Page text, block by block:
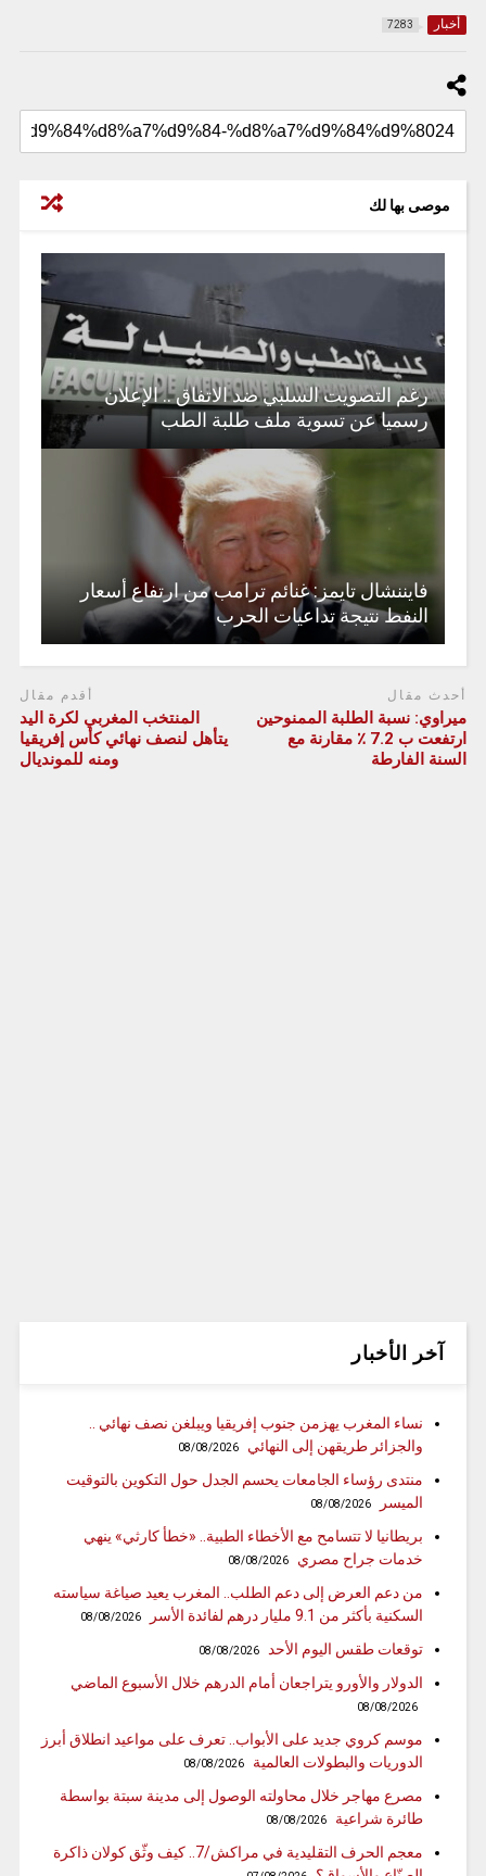
أخبار 7283
موصى بها لك
رغم التصويت السلبي ضد الاتفاق .. الإعلان
رسميا عن تسوية ملف طلبة الطب
فايننشال تايمز: غنائم ترامب من ارتفاع أسعار
النفط نتيجة تداعيات الحرب
أحدث مقال
ميراوي: نسبة الطلبة الممنوحين
ارتفعت ب 7.2 ٪ مقارنة مع
السنة الفارطة
أقدم مقال
المنتخب المغربي لكرة اليد
يتأهل لنصف نهائي كأس إفريقيا
ومنه للمونديال
آخر الأخبار
نساء المغرب يهزمن جنوب إفريقيا ويبلغن نصف نهائي ..
والجزائر طريقهن إلى النهائي
08/08/2026
منتدى رؤساء الجامعات يحسم الجدل حول التكوين بالتوقيت
الميسر
08/08/2026
بريطانيا لا تتسامح مع الأخطاء الطبية.. «خطأ كارثي» ينهي
خدمات جراح مصري
08/08/2026
من دعم العرض إلى دعم الطلب.. المغرب يعيد صياغة سياسته
السكنية بأكثر من 9.1 مليار درهم لفائدة الأسر
08/08/2026
توقعات طقس اليوم الأحد 08/08/2026
الدولار والأورو يتراجعان أمام الدرهم خلال الأسبوع الماضي
08/08/2026
موسم كروي جديد على الأبواب.. تعرف على مواعيد انطلاق أبرز
الدوريات والبطولات العالمية
08/08/2026
مصرع مهاجر خلال محاولته الوصول إلى مدينة سبتة بواسطة
طائرة شراعية
08/08/2026
معجم الحرف التقليدية في مراكش/7.. كيف وثّق كولان ذاكرة